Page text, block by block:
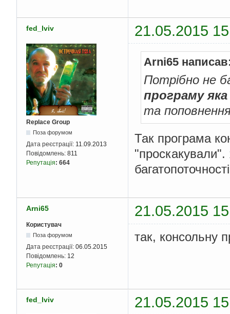
} catch
}
//проверка
private boolean
try
{
Integer.
return
}
catch (
return
}
}
}
fed_lviv 21.05.2015
Replace Group
Поза форумом
Дата реєстрації: 11.09.2013
Повідомлень: 811
Репутація: 664
Arni65
Потрібно не
програму
та
Так програма
Arni65 21.05.2015
Користувач
Поза форумом
Дата реєстрації: 06.05.2015
Повідомлень: 12
Репутація: 0
так, консольну
fed_lviv 21.05.2015